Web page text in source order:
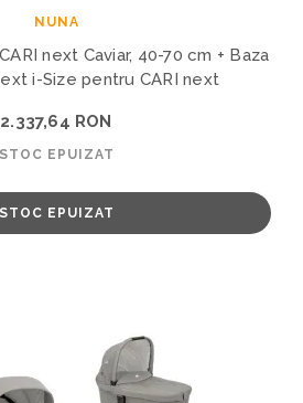
NUNA
next Caviar, 40-70 cm + Baza
i-Size pentru CARI next
2.337,64 RON
STOC EPUIZAT
STOC EPUIZAT